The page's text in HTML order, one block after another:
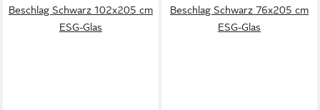
Beschlag Schwarz 102x205 cm
ESG-Glas
Beschlag Schwarz 76x205 cm
ESG-Glas